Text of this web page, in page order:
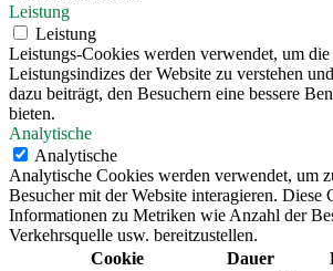
Leistung
Leistung
Leistungs-Cookies werden verwendet, um
Leistungsindizes der Website zu verstehen
dazu beiträgt, den Besuchern eine bessere
bieten.
Analytische
Analytische
Analytische Cookies werden verwendet, um
Besucher mit der Website interagieren. Diese
Informationen zu Metriken wie Anzahl der
Verkehrsquelle usw. bereitzustellen.
Cookie
Dauer